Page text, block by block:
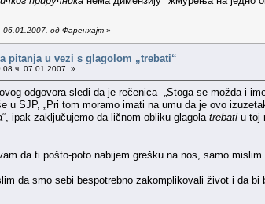
од Фаренхајт »
pitanja u vezi s glagolom „trebati“
ч. 07.01.2007. »
odgovora sledi da je rečenica „Stoga se možda i
u SJP, „Pri tom moramo imati na umu da je ovo
ipak zaključujemo da ličnom obliku glagola trebati u toj
da ti pošto-poto nabijem grešku na nos, samo
da smo sebi bespotrebno zakomplikovali život i da